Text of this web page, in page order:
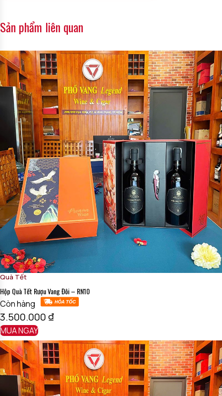
Phù hợp cho nhiều mục đích biếu tặng: Từ đối tác doanh
nghiệp, khách hàng thân thiết đến người thân, bạn bè đều phù
Tùy chỉnh thương hiệu riêng: Dịch vụ in logo – thiệp – lời
chúc giúp doanh nghiệp ghi dấu ấn đặc biệt trong từng món
quà.
Chính Sách Giao Hàng:
Miễn phí giao hàng tại TP. Hồ Chí Minh, nhận đơn toàn quốc.
Showroom trung tâm thành phố, dễ dàng đến xem và chọn
quà trực tiếp.
Đội ngũ tư vấn tận tâm, hỗ trợ khách hàng chọn quà theo
ngân sách, phong cách và đối tượng nhận.
Liên Hệ:
Hotline:0971510055.
Địa chỉ:290/D15 Vạn Kiếp, Phường Gia Định, TP. Hồ Chí
Minh.
Sản phẩm liên quan
Quà Tết
Hộp Quà Tết Rượu Vang Đôi – RN10
Còn hàng
3.500.000₫
MUA NGAY